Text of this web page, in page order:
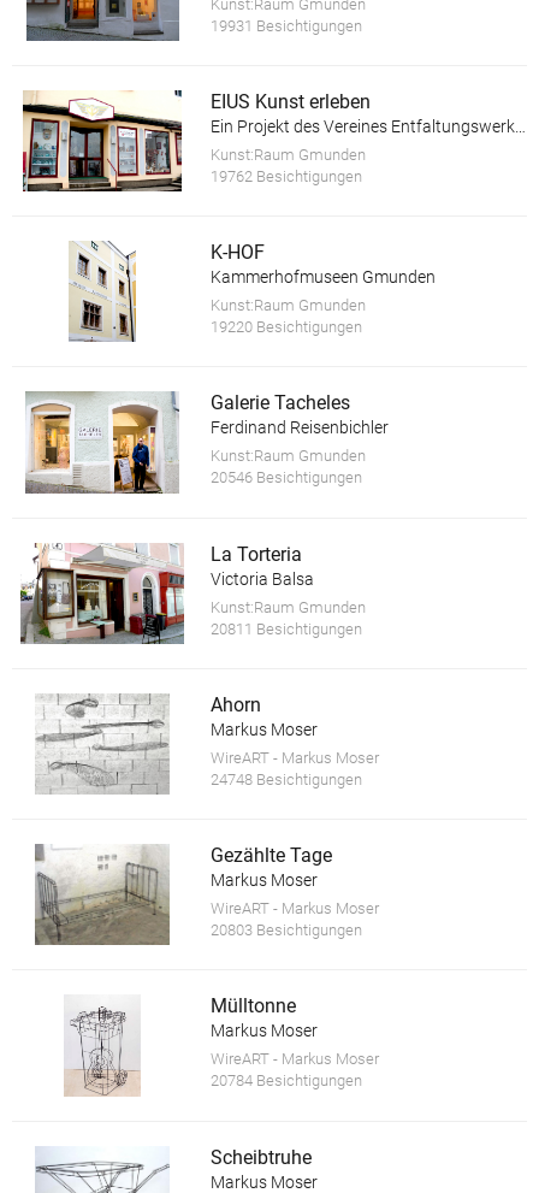
Kunst:Raum Gmunden
19931 Besichtigungen
EIUS Kunst erleben
Ein Projekt des Vereines Entfaltungswerkstatt
Kunst:Raum Gmunden
19762 Besichtigungen
K-HOF
Kammerhofmuseen Gmunden
Kunst:Raum Gmunden
19220 Besichtigungen
Galerie Tacheles
Ferdinand Reisenbichler
Kunst:Raum Gmunden
20546 Besichtigungen
La Torteria
Victoria Balsa
Kunst:Raum Gmunden
20811 Besichtigungen
Ahorn
Markus Moser
WireART - Markus Moser
24748 Besichtigungen
Gezählte Tage
Markus Moser
WireART - Markus Moser
20803 Besichtigungen
Mülltonne
Markus Moser
WireART - Markus Moser
20784 Besichtigungen
Scheibtruhe
Markus Moser